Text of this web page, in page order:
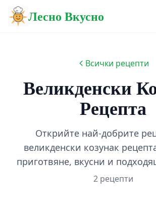
Лесно Вкусно
Всички рецепти
Великденски
Рецепта
Открийте най-добрите
великденски козунак
приготвяне, вкусни и
2 рецепти